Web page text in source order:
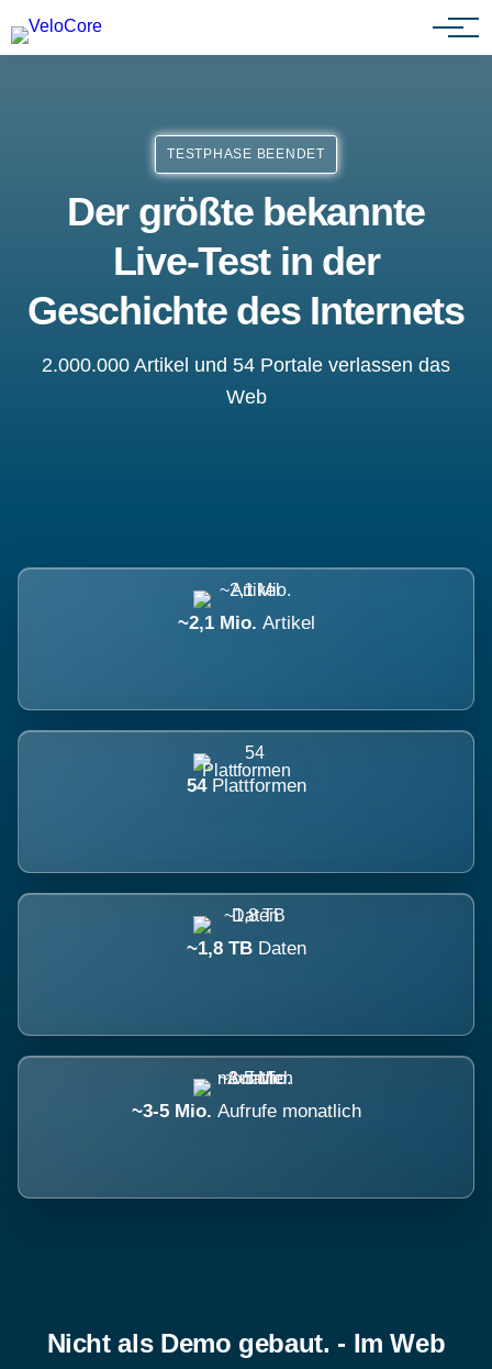
Agenturen & Webdesigner
TESTPHASE BEENDET
Der größte bekannte
Live-Test in der
Geschichte des Internets
2.000.000 Artikel und 54 Portale verlassen das
Web
~2,1 Mio. Artikel
54 Plattformen
~1,8 TB Daten
~3-5 Mio. Aufrufe monatlich
Nicht als Demo gebaut. - Im Web